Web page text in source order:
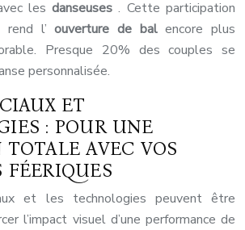
lesdanseuses. Cette participation
rend l’ouverture de balencore plus
Presque 20% des couples se
personnalisée.
ET
: POUR UNE
AVEC VOS
FÉERIQUES
et les technologies peuvent être
l’impact visuel d’une performance de